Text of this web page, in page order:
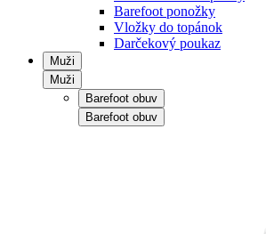
Barefoot ponožky
Vložky do topánok
Darčekový poukaz
Muži
Muži
Barefoot obuv
Barefoot obuv